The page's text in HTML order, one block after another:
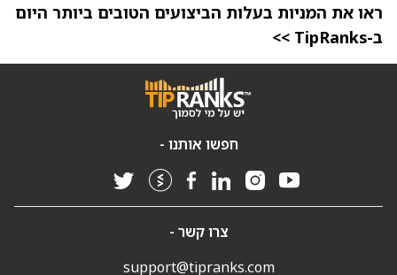
ראו את המניות בעלות הביצועים הטובים ביותר היום
ב-TipRanks >>
חפשו אותנו -
צרו קשר -
support@tipranks.com